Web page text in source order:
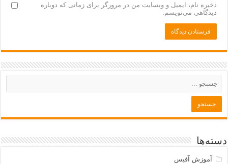
ذخیره نام، ایمیل و وبسایت من در مرورگر برای زمانی که دوباره
دیدگاهی می‌نویسم.
دسته‌ها
آموزش آفیس